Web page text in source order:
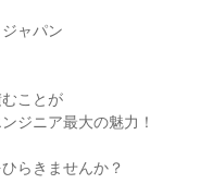
ャパン
ことが
ジニア最大の魅力！
らきませんか？